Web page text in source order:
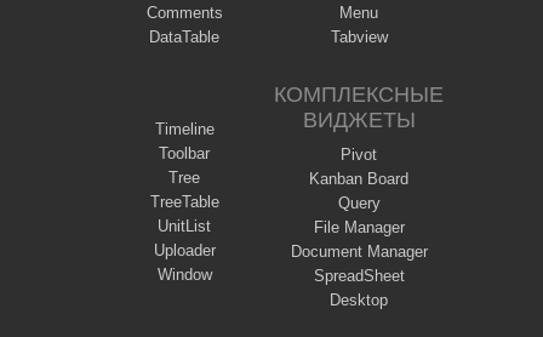
Comments
DataTable
Menu
Tabview
Timeline
Toolbar
Tree
TreeTable
UnitList
Uploader
Window
КОМПЛЕКСНЫЕ
ВИДЖЕТЫ
Pivot
Kanban Board
Query
File Manager
Document Manager
SpreadSheet
Desktop